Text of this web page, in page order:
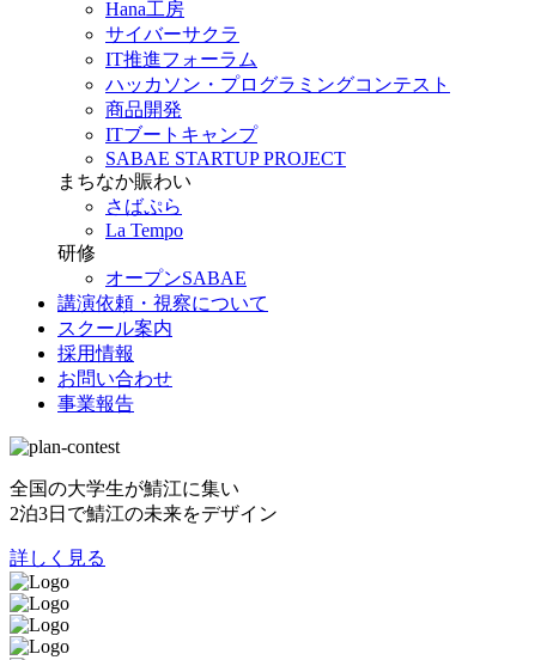
Hana工房
サイバーサクラ
IT推進フォーラム
ハッカソン・プログラミングコンテスト
商品開発
ITブートキャンプ
SABAE STARTUP PROJECT
まちなか賑わい
さばぷら
La Tempo
研修
オープンSABAE
講演依頼・視察について
スクール案内
採用情報
お問い合わせ
事業報告
全国の大学生が鯖江に集い
2泊3日で鯖江の未来をデザイン
詳しく見る